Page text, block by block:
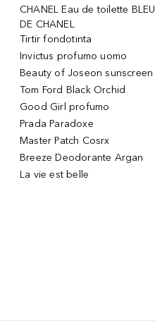
CHANEL Eau de toilette BLEU
DE CHANEL
Tirtir fondotinta
Invictus profumo uomo
Beauty of Joseon sunscreen
Tom Ford Black Orchid
Good Girl profumo
Prada Paradoxe
Master Patch Cosrx
Breeze Deodorante Argan
La vie est belle